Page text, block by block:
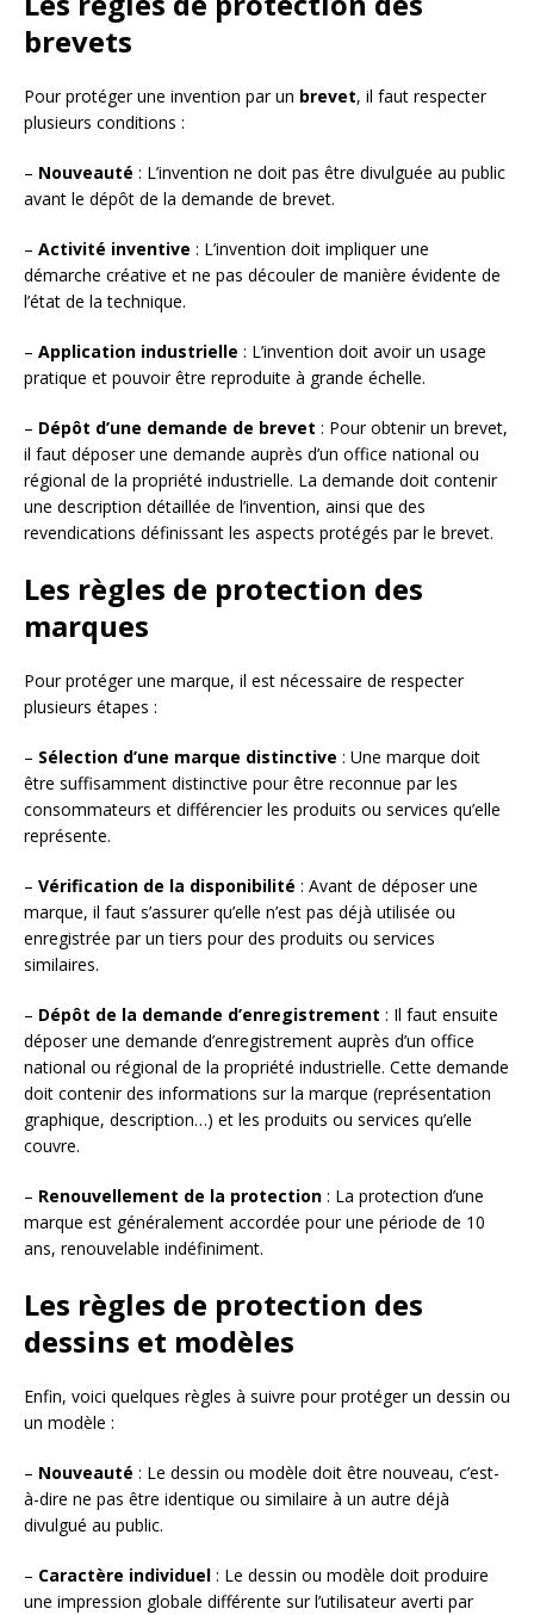
brevets
Pour protéger une invention par un brevet, il faut respecter
plusieurs conditions :
– Nouveauté : L’invention ne doit pas être divulguée au public
avant le dépôt de la demande de brevet.
– Activité inventive : L’invention doit impliquer une
démarche créative et ne pas découler de manière évidente de
l’état de la technique.
– Application industrielle : L’invention doit avoir un usage
pratique et pouvoir être reproduite à grande échelle.
– Dépôt d’une demande de brevet : Pour obtenir un brevet,
il faut déposer une demande auprès d’un office national ou
régional de la propriété industrielle. La demande doit contenir
une description détaillée de l’invention, ainsi que des
revendications définissant les aspects protégés par le brevet.
Les règles de protection des
marques
Pour protéger une marque, il est nécessaire de respecter
plusieurs étapes :
– Sélection d’une marque distinctive : Une marque doit
être suffisamment distinctive pour être reconnue par les
consommateurs et différencier les produits ou services qu’elle
représente.
– Vérification de la disponibilité : Avant de déposer une
marque, il faut s’assurer qu’elle n’est pas déjà utilisée ou
enregistrée par un tiers pour des produits ou services
similaires.
– Dépôt de la demande d’enregistrement : Il faut ensuite
déposer une demande d’enregistrement auprès d’un office
national ou régional de la propriété industrielle. Cette demande
doit contenir des informations sur la marque (représentation
graphique, description…) et les produits ou services qu’elle
couvre.
– Renouvellement de la protection : La protection d’une
marque est généralement accordée pour une période de 10
ans, renouvelable indéfiniment.
Les règles de protection des
dessins et modèles
Enfin, voici quelques règles à suivre pour protéger un dessin ou
un modèle :
– Nouveauté : Le dessin ou modèle doit être nouveau, c’est-
à-dire ne pas être identique ou similaire à un autre déjà
divulgué au public.
– Caractère individuel : Le dessin ou modèle doit produire
une impression globale différente sur l’utilisateur averti par